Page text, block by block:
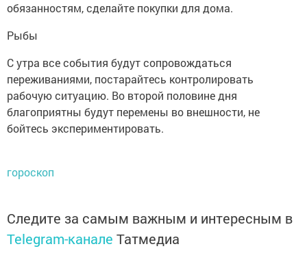
обязанностям, сделайте покупки для дома.
Рыбы
С утра все события будут сопровождаться
переживаниями, постарайтесь контролировать
рабочую ситуацию. Во второй половине дня
благоприятны будут перемены во внешности, не
бойтесь экспериментировать.
гороскоп
Следите за самым важным и интересным в
Telegram-канале Татмедиа